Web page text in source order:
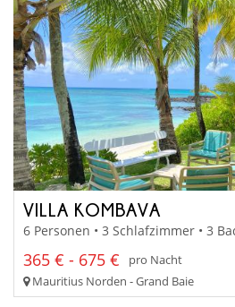
VILLA KOMBAVA
6 Personen • 3 Schlafzimmer • 3
365 € - 675 €
pro Nacht
Mauritius Norden - Grand Baie